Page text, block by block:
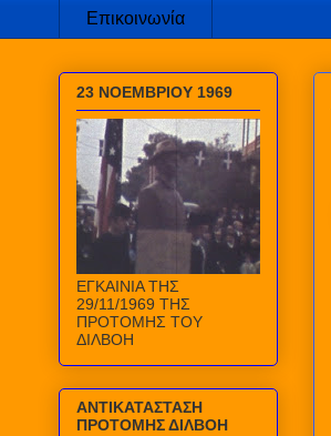
Επικοινωνία
23 ΝΟΕΜΒΡΙΟΥ 1969
ΕΓΚΑΙΝΙΑ ΤΗΣ
29/11/1969 ΤΗΣ
ΠΡΟΤΟΜΗΣ ΤΟΥ
ΔΙΛΒΟΗ
ΑΝΤΙΚΑΤΑΣΤΑΣΗ
ΠΡΟΤΟΜΗΣ ΔΙΛΒΟΗ